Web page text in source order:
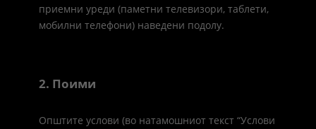
приемни уреди (паметни телевизори, таблети,
мобилни телефони) наведени подолу.
2. Поими
Општите услови (во натамошниот текст “Услови